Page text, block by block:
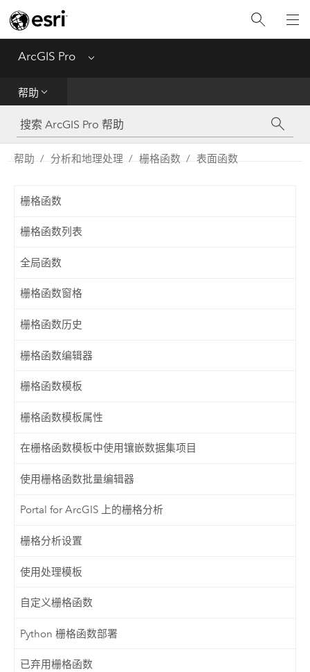
ArcGIS Pro Menu
帮助
工具参考
Python
帮助 分析和地理处理 栅格函数 表面函数
栅格函数
栅格函数列表
全局函数
栅格函数窗格
栅格函数历史
栅格函数编辑器
栅格函数模板
栅格函数模板属性
在栅格函数模板中使用镶嵌数据集项目
使用栅格函数批量编辑器
Portal for ArcGIS 上的栅格分析
栅格分析设置
使用处理模板
自定义栅格函数
Python 栅格函数部署
已弃用栅格函数